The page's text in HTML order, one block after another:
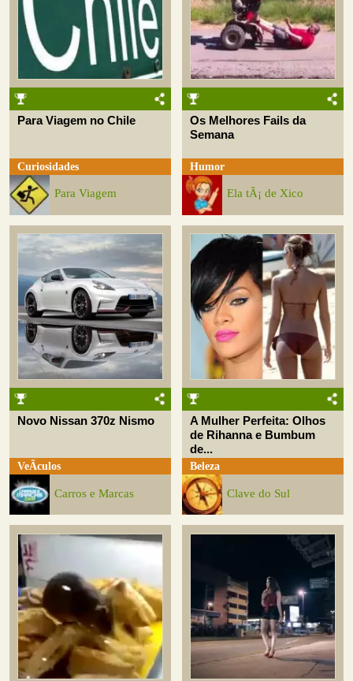
Para Viagem no Chile
Curiosidades
Para Viagem
Os Melhores Fails da
Semana
Humor
Ela tÃ¡ de Xico
Novo Nissan 370z Nismo
VeÃ­culos
Carros e Marcas
A Mulher Perfeita: Olhos
de Rihanna e Bumbum
de...
Beleza
Clave do Sul